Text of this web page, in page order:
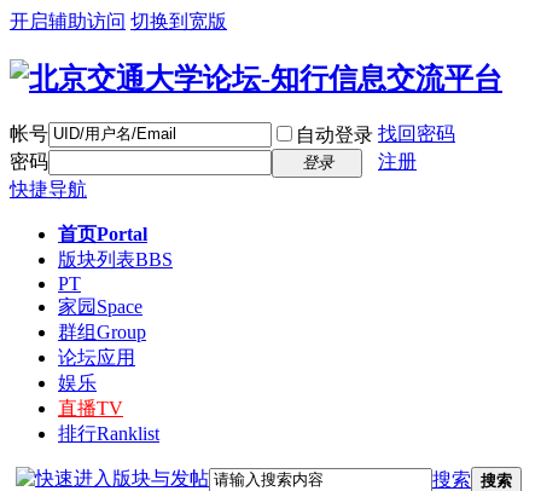
开启辅助访问 切换到宽版
帐号 自动登录 找回密码
密码
登录
注册
快捷导航
首页Portal
版块列表BBS
PT
家园 Space
群组Group
论坛应用
娱乐
直播TV
排行Ranklist
搜索 搜索